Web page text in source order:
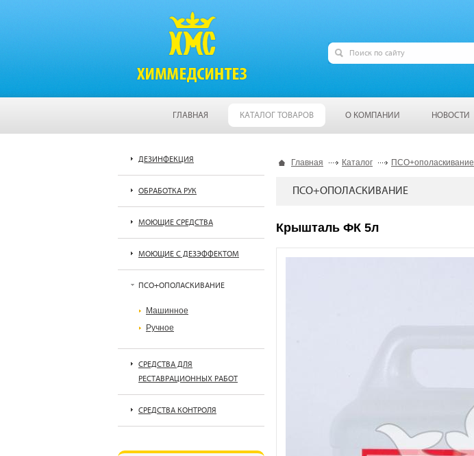
ГЛАВНАЯ КАТАЛОГ ТОВАРОВ О КОМПАНИИ НОВОСТИ
Главная Каталог ПСО+ополаскивание
ПСО+ОПОЛАСКИВАНИЕ
Крышталь ФК 5л
ДЕЗИНФЕКЦИЯ
ОБРАБОТКА РУК
МОЮЩИЕ СРЕДСТВА
МОЮЩИЕ С ДЕЗЭФФЕКТОМ
ПСО+ОПОЛАСКИВАНИЕ
Машинное
Ручное
СРЕДСТВА ДЛЯ
РЕСТАВРАЦИОННЫХ РАБОТ
СРЕДСТВА КОНТРОЛЯ